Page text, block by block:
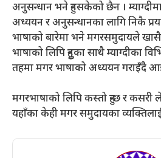
अनुसन्धान भने हुनसकेको छैन ।
अध्ययन र अनुसन्धानका लागि निकै
भाषाको बारेमा भने मगरसमुदायले
भाषाको लिपि हुनुका साथै म्याग्दीका
तहमा मगर भाषाको अध्ययन गराइँदै
मगरभाषाको लिपि कस्तो हुन्छ र कसरी
यहाँका केही मगर समुदायका व्यक्तिलाई